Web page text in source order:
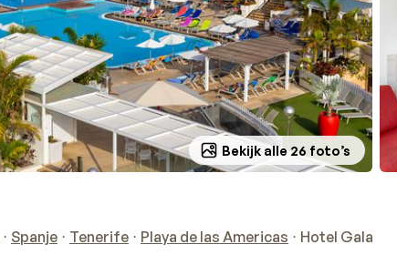
Bekijk alle 26 foto’s
Spanje Tenerife Playa de las Americas Hotel Gala